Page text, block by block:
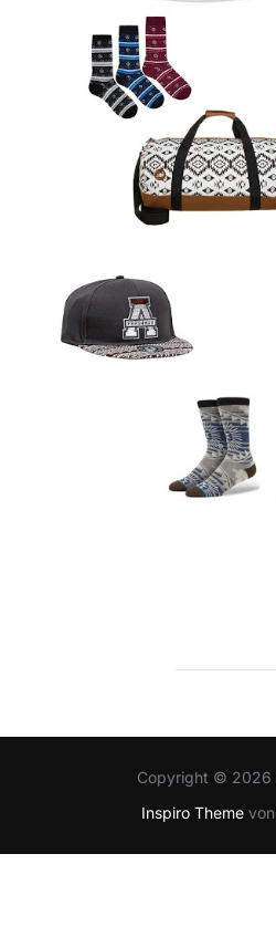
Copyright © 2026
Inspiro Theme von